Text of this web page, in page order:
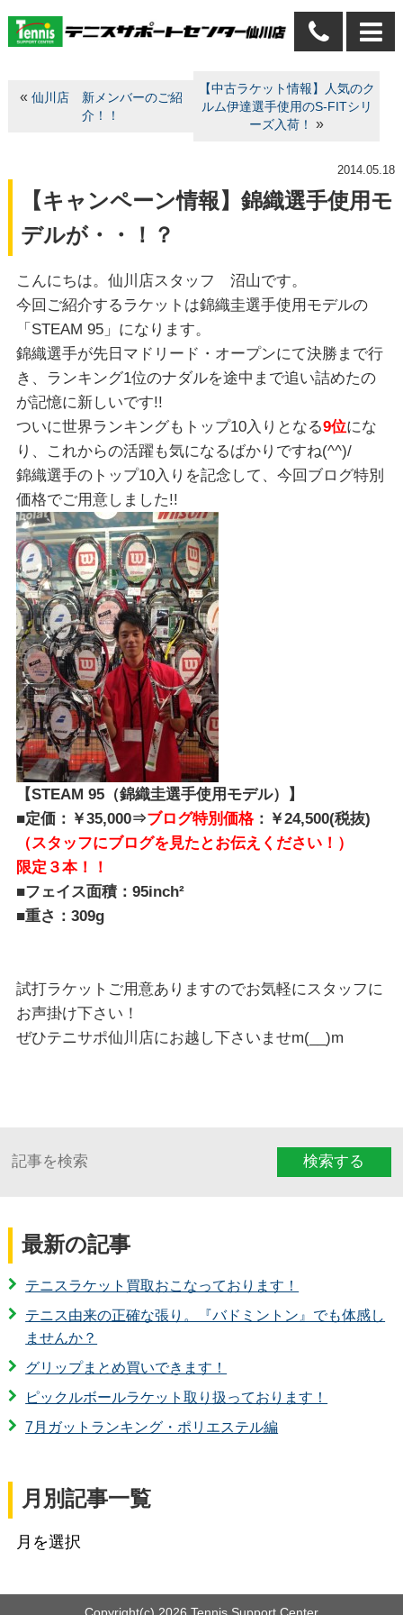
« 仙川店 新メンバーのご紹
介！！
【中古ラケット情報】人気のク
ルム伊達選手使用のS-FITシリ
ーズ入荷！
»
2014.05.18
【キャンペーン情報】錦織選手使用モ
デルが・・！？
こんにちは。仙川店スタッフ 沼山です。
今回ご紹介するラケットは錦織圭選手使用モデルの
「STEAM 95」になります。
錦織選手が先日マドリード・オープンにて決勝まで行
き、ランキング1位のナダルを途中まで追い詰めたの
が記憶に新しいです!!
ついに世界ランキングもトップ10入りとなる9位にな
り、これからの活躍も気になるばかりですね(^^)/
錦織選手のトップ10入りを記念して、今回ブログ特別
価格でご用意しました!!
【STEAM 95（錦織圭選手使用モデル）】
■定価：￥35,000⇒ブログ特別価格：￥24,500(税抜)
（スタッフにブログを見たとお伝えください！）
限定３本！！
■フェイス面積：95inch²
■重さ：309g
試打ラケットご用意ありますのでお気軽にスタッフに
お声掛け下さい！
ぜひテニサポ仙川店にお越し下さいませm(__)m
検索する
最新の記事
テニスラケット買取おこなっております！
テニス由来の正確な張り。『バドミントン』でも体感し
ませんか？
グリップまとめ買いできます！
ピックルボールラケット取り扱っております！
7月ガットランキング・ポリエステル編
月別記事一覧
Copyright(c) 2026 Tennis Support Center